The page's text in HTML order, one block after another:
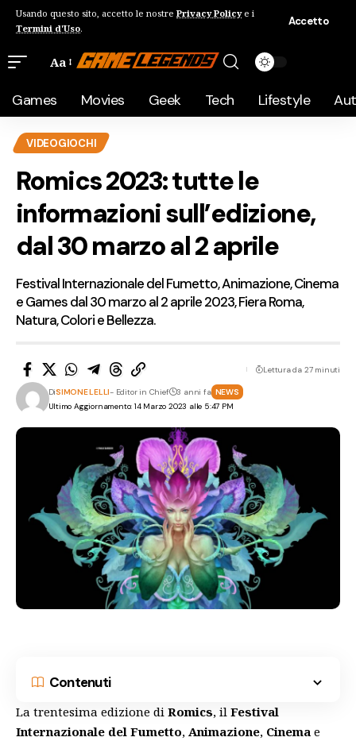
Usando questo sito, accetto le nostre Privacy Policye i
Termini d'Uso.
Accetto
Aa
Games Movies Geek Tech Lifestyle
VIDEOGIOCHI
Romics 2023: tutte le
informazioni sull’edizione,
dal 30 marzo al 2 aprile
Festival Internazionale del Fumetto, Animazione, Cinema
e Games dal 30 marzo al 2 aprile 2023, Fiera Roma,
Natura, Colori e Bellezza.
Ultimo Aggiornamento: 14 Marzo 2023 alle 5:47 PM
DiSIMONE LELLI- Editor in Chief 3 anni fa NEWS
Lettura da 27 minuti
Contenuti
La trentesima edizione di Romics, il Festival
Internazionale del Fumetto, Animazione, Cinema e